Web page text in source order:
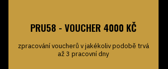
PRU58 - VOUCHER 4000 KČ
zpracování voucherů v jakékoliv podobě trvá
až 3 pracovní dny